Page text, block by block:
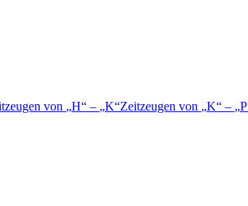
von H – K Zeitzeugen von K – P